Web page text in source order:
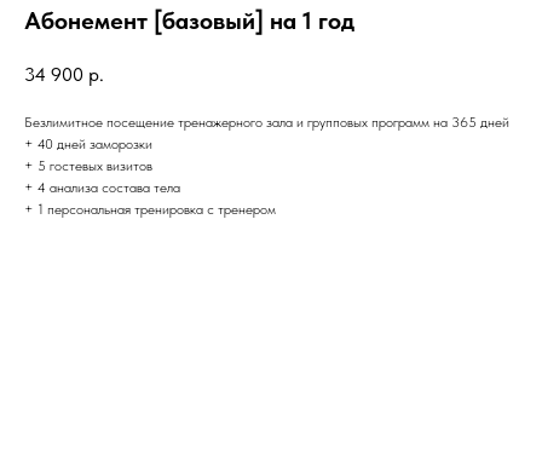
Абонемент [базовый] на 1 год
34 900 р.
Безлимитное посещение тренажерного зала и групповых программ на 365 дней
+ 40 дней заморозки
+ 5 гостевых визитов
+ 4 анализа состава тела
+ 1 персональная тренировка с тренером